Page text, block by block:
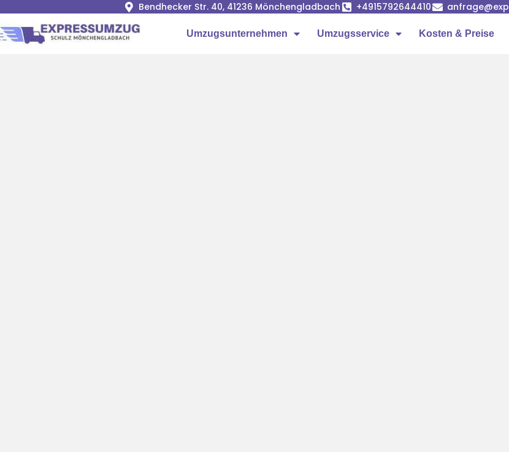
Bendhecker Str. 40, 41236 Mönchengladbach +4915792644410
Umzugsunternehmen Umzugsservice Kosten & Preise